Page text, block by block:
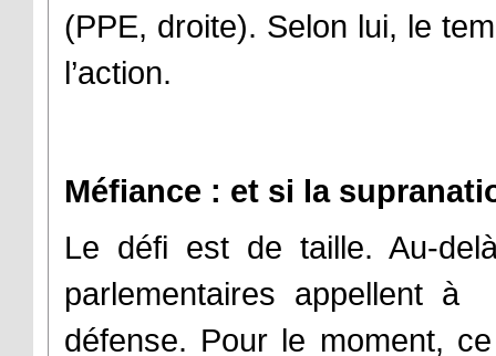
(PPE, droite). Selon lui, le
l’action.
Méfiance : et si la
Le défi est de taille. Au-
parlementaires appellent
défense. Pour le moment,